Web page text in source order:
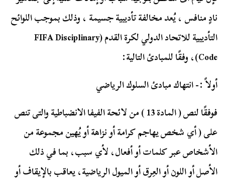
نادٍ منافس ، يُعد مخالفة تأديبية جسيمة ، وذلك بموجب اللوائح
التأديبية للاتحاد الدولي لكرة القدم (FIFA Disciplinary
Code)، وفقًا للمبادئ التالية:
أولاً :- انتهاك مبادئ السلوك الرياضي
فوفقًا لنص ( المادة 13 ) من لائحة الفيفا الانضباطية والتى تنص
على ( أي شخص يهاجم كرامة أو نزاهة أو يُهين مجموعة من
الأشخاص عبر كلمات أو أفعال، لأي سبب، بما في ذلك
الأصل أو اللون أو العِرق أو الميول الرياضية، يعاقب بالإيقاف أو